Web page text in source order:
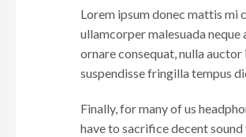
Lorem ipsum donec mattis mi
ullamcorper malesuada
ornare consequat, nulla
suspendisse fringilla tempus
Finally, for many of us
have to sacrifice decent